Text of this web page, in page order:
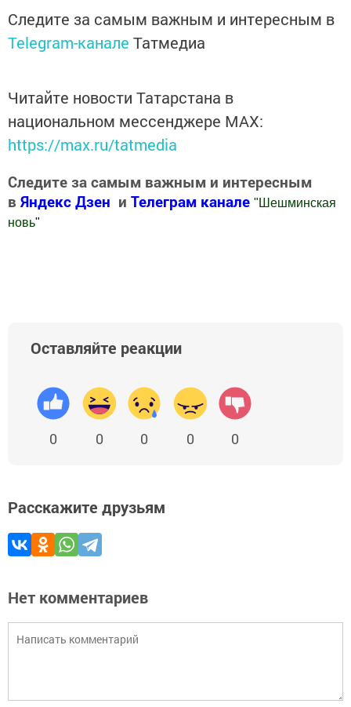
Следите за самым важным и интересным в
Telegram-канале Татмедиа
Читайте новости Татарстана в
национальном мессенджере MАХ:
https://max.ru/tatmedia
Следите за самым важным и интересным
в Яндекс Дзен и Телеграм канале " Шешминская
новь"
Оставляйте реакции
0 0 0 0 0
Расскажите друзьям
Нет комментариев